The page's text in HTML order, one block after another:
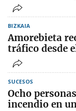
BIZKAIA
Amorebieta
tráfico desde
SUCESOS
Ocho
incendio en